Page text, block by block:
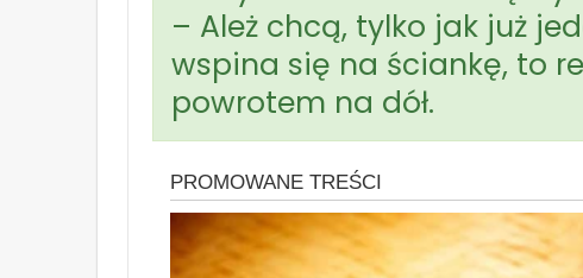
– Ależ chcą, tylko jak już
wspina się na ściankę, to
powrotem na dół.